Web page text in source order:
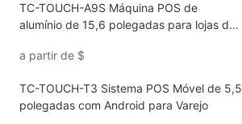
TC-TOUCH-A9S Máquina POS de
alumínio de 15,6 polegadas para lojas de
a partir de $
TC-TOUCH-T3 Sistema POS Móvel de 5,5
polegadas com Android para Varejo